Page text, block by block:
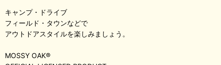
キャンプ・ドライブ
フィールド・タウンなどで
アウトドアスタイルを楽しみましょう。
MOSSY OAK®